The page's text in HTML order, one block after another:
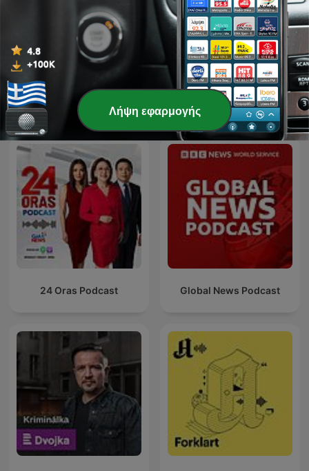
Hondelatte Raconte Sok FM Morning Show
Διεθνή podcasts Ειδήσεις
24 Oras Podcast Global News Podcast
Λήψη εφαρμογής